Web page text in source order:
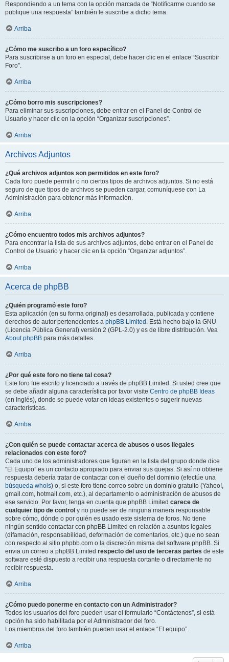
Respondiendo a un tema con la opción marcada de “Notificarme cuando se
publique una respuesta” también le suscribe a dicho tema.
Arriba
¿Cómo me suscribo a un foro específico?
Para suscribirse a un foro en especial, debe hacer clic en el enlace “Suscribir
Foro”.
Arriba
¿Cómo borro mis suscripciones?
Para eliminar sus suscripciones, debe entrar en el Panel de Control de
Usuario y hacer clic en la opción “Organizar suscripciones”.
Arriba
Archivos Adjuntos
¿Qué archivos adjuntos son permitidos en este foro?
Cada foro puede permitir o no ciertos tipos de archivos adjuntos. Si no está
seguro de que tipos de archivos se pueden cargar, comuníquese con La
Administración para obtener más información.
Arriba
¿Cómo encuentro todos mis archivos adjuntos?
Para encontrar la lista de sus archivos adjuntos, debe entrar en el Panel de
Control de Usuario y hacer clic en la opción “Organizar adjuntos”.
Arriba
Acerca de phpBB
¿Quién programó este foro?
Esta aplicación (en su forma original) es desarrollada, publicada y contiene
derechos de autor pertenecientes a phpBB Limited . Está hecho bajo la GNU
(Licencia Pública General) versión 2 (GPL-2.0) y es de libre distribución. Vea
About phpBB para más detalles.
Arriba
¿Por qué este foro no tiene tal cosa?
Este foro fue escrito y licenciado a través de phpBB Limited. Si usted cree que
se debe añadir alguna característica por favor visite Centro de phpBB Ideas
(en Inglés), donde se puede votar en ideas existentes o sugerir nuevas
características.
Arriba
¿Con quién se puede contactar acerca de abusos o usos ilegales
relacionados con este foro?
Cada uno de los administradores que figuran en la lista del grupo donde dice
“El Equipo” es un contacto apropiado para enviar sus quejas. Si así no obtiene
respuesta debería tratar de contactar con el dueño del dominio (efectúe una
búsqueda whois) o, si este foro tiene correo sobre un dominio gratuito (Yahoo!,
gmail.com, hotmail.com, etc.), al departamento o administración de abusos de
ese servicio. Por favor, tenga en cuenta que phpBB Limited carece de
cualquier tipo de control y no puede ser de ninguna manera responsable
sobre cómo, dónde o por quién es usado este sistema de foros. No tiene
ningún sentido contactar con phpBB Limited en relación a asuntos legales
(difamación, responsabilidad, deformación de comentarios, etc.) que no sean
con respecto al sitio phpbb.com o la discreción misma del software phpBB. Si
envia un correo a phpBB Limited respecto del uso de terceras partes de este
software esté dispuesto a recibir una respuesta cortante o directamente no
recibir respuesta.
Arriba
¿Cómo puedo ponerme en contacto con un Administrador?
Todos los usuarios del foro pueden usar el formulario “Contáctenos”, si está
opción ha sido habilitada por el Administrador del foro.
Los miembros del foro también pueden usar el enlace “El equipo”.
Arriba